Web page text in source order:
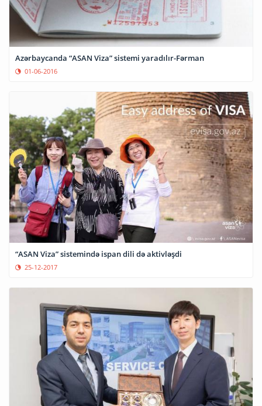
Azərbaycanda “ASAN Viza” sistemi yaradılır-Fərman
01-06-2016
“ASAN Viza” sistemində ispan dili də aktivləşdi
25-12-2017